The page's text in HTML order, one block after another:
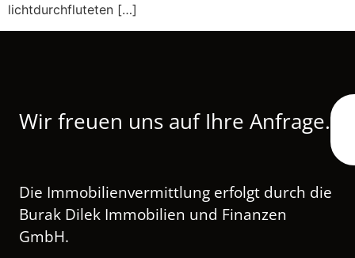
lichtdurchfluteten […]
Wir freuen uns auf Ihre Anfrage.
Die Immobilienvermittlung erfolgt durch die
Burak Dilek Immobilien und Finanzen
GmbH.